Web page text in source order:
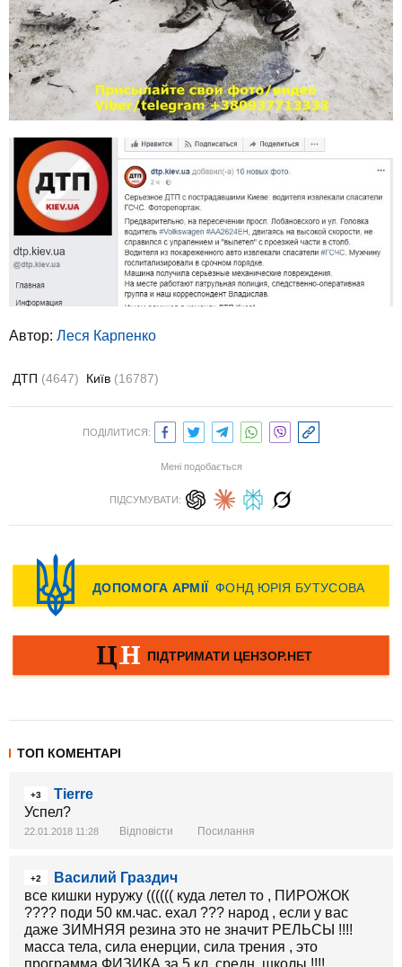
Автор: Леся Карпенко
ДТП (4647) Київ (16787)
ПОДІЛИТИСЯ:
Мені подобається
ПІДСУМУВАТИ:
ТОП КОМЕНТАРІ
+3
Tierre
Успел?
22.01.2018 11:28 Відповісти Посилання
+2
Василий Граздич
все кишки нуружу (((((( куда летел то , ПИРОЖОК
???? поди 50 км.час. ехал ??? народ , если у вас
даже ЗИМНЯЯ резина это не значит РЕЛЬСЫ !!!!
масса тела, сила енерции, сила трения , это
программа ФИЗИКА за 5 кл. средн. школы !!!!